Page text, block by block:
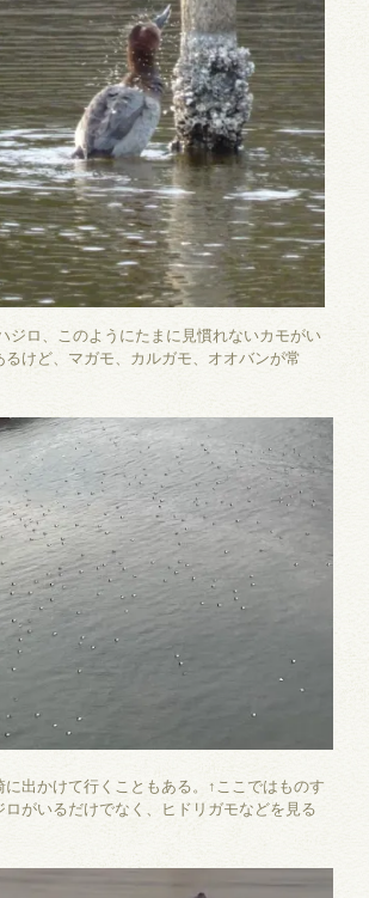
ロ、このようにたまに見慣れないカモがい
るけど、マガモ、カルガモ、オオバンが常
出かけて行くこともある。↑ここではものす
ロがいるだけでなく、ヒドリガモなどを見る